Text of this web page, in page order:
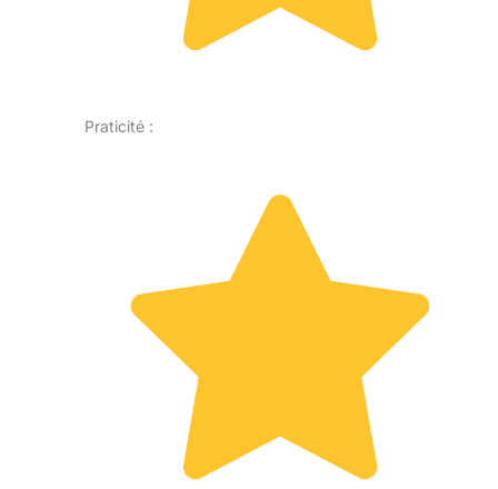
Praticité :